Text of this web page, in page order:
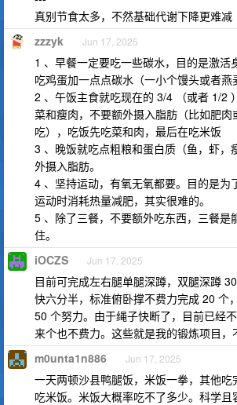
真别节食太多，不然基础代谢下降更难减
zzzyk Jun 17, 2025
1 、早餐一定要吃一些碳水，目的是激活
吃鸡蛋加一点点碳水（一小个馒头或者燕
2 、午饭主食就吃现在的 3/4 （或者 1/2
菜和瘦肉，不要额外摄入脂肪（比如肥肉
吃），吃饭先吃菜和肉，最后在吃米饭
3 、晚饭就吃点粗粮和蛋白质（鱼，虾，
外摄入脂肪。
4 、坚持运动，有氧无氧都要。目的是为
运动时消耗热量减肥，其实很难的。
5 、除了三餐，不要额外吃东西，三餐是
住。
iOCZS Jun 17, 2025
目前可完成左右腿单腿深蹲，双腿深蹲
快六分半，标准俯卧撑不费力完成 20 个
50 个努力。由于绳子快断了，目前已经
来个也不费力。这些就是我的锻炼项目，
m0unta1n886 Jun 17, 2025
一天两顿沙县鸭腿饭，米饭一拳，其他
吃米饭。米饭大概率吃不了多少。科学且